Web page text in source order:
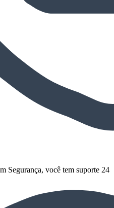
Segurança, você tem suporte 24